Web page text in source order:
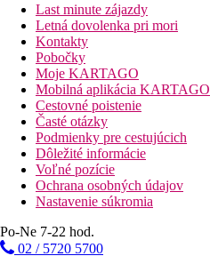
Last minute zájazdy
Letná dovolenka pri mori
Kontakty
Pobočky
Moje KARTAGO
Mobilná aplikácia KARTAGO
Cestovné poistenie
Časté otázky
Podmienky pre cestujúcich
Dôležité informácie
Voľné pozície
Ochrana osobných údajov
Nastavenie súkromia
Po-Ne 7-22 hod.
02 / 5720 5700